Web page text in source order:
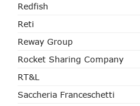
Redfish
Reti
Reway Group
Rocket Sharing Company
RT&L
Saccheria Franceschetti